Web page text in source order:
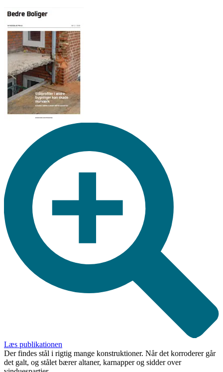
Læs publikationen
Der findes stål i rigtig mange konstruktioner. Når det korroderer går
det galt, og stålet bærer altaner, karnapper og sidder over